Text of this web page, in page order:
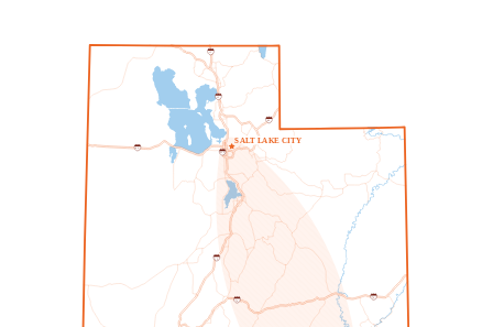
SALTLAKECITY
70
70
15
8 0
215
15
80